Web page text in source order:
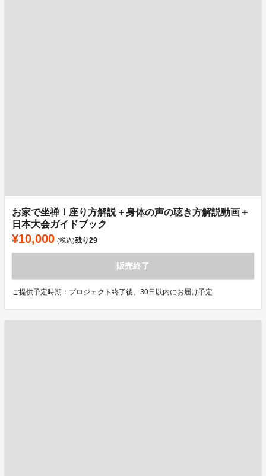
お家で坐禅！座り方解説＋身体の声の聴き方解説動画＋
日本大会ガイドブック
¥10,000 (税込)残り29
販売終了
ご提供予定時期：プロジェクト終了後、30日以内にお届け予定